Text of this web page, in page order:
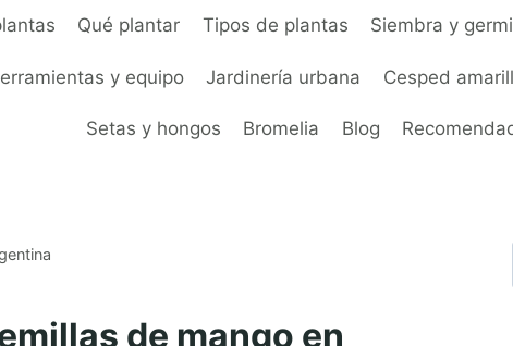
Qué plantar Tipos de plantas Siembra y
y equipo Jardinería urbana Cesped
Setas y hongos Bromelia Blog
de mango en